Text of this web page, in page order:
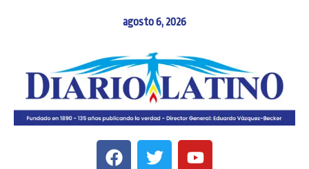
agosto 6, 2026